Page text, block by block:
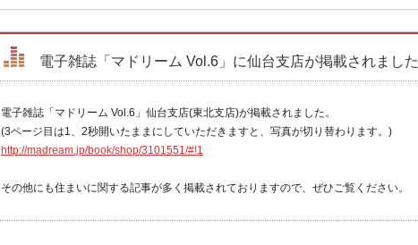
電子雑誌「マドリーム Vol.6」に仙台支店が掲載されました
電子雑誌「マドリーム Vol.6」仙台支店(東北支店)が掲載されました。
(3ページ目は1、2秒開いたままにしていただきますと、写真が切り替わります。)
http://madream.jp/book/shop/3101551/#!1
その他にも住まいに関する記事が多く掲載されておりますので、ぜひご覧ください。